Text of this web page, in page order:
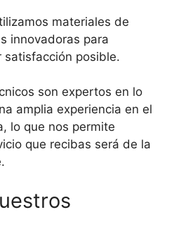
materiales de
innovadoras para
posible.
son expertos en lo
amplia experiencia en el
lo que nos permite
que recibas será de la